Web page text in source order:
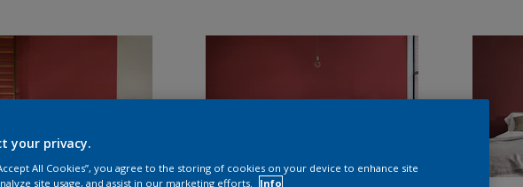
your privacy.
All Cookies”, you agree to the storing of cookies on your device to enhance site
site usage, and assist in our marketing efforts.
Info